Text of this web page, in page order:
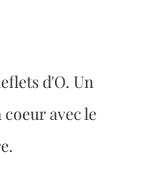
d'O. Un
avec le